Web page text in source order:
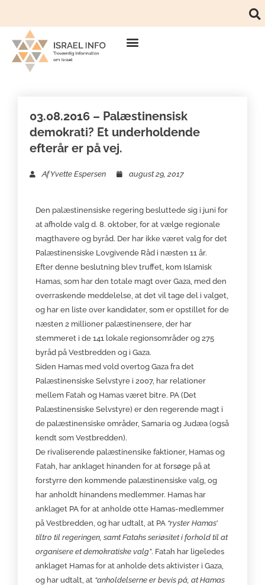
03.08.2016 – Palæstinensisk
demokrati? Et underholdende
efterår er på vej.
AfYvette Espersen august 29, 2017
Den palæstinensiske regering besluttede sig i juni for
at afholde valg d. 8. oktober, for at vælge regionale
magthavere og byråd. Der har ikke været valg for det
Palæstinensiske Lovgivende Råd i næsten 11 år.
Efter denne beslutning blev truffet, kom Islamisk
Hamas, som har den totale magt over Gaza, med den
overraskende meddelelse, at det vil tage del i valget,
og har en liste over kandidater, som er opstillet for de
næsten 2 millioner palæstinensere, der har
stemmeret i de 141 lokale regionsområder og 275
byråd på Vestbredden og i Gaza.
Siden Hamas med vold overtog Gaza fra det
Palæstinensiske Selvstyre i 2007, har relationer
mellem Fatah og Hamas været bitre. PA (Det
Palæstinensiske Selvstyre) er den regerende magt i
de palæstinensiske områder, Samaria og Judæa (også
kendt som Vestbredden).
De rivaliserende palæstinensike faktioner, Hamas og
Fatah, har anklaget hinanden for at forsøge på at
forstyrre den kommende palæstinensiske valg, og
har anholdt hinandens medlemmer. Hamas har
anklaget PA for at anholde otte Hamas-medlemmer
på Vestbredden, og har udtalt, at PA “ryster Hamas’
tiltro til regeringen, samt Fatahs seriøsitet i forhold til at
organisere et demokratiske valg”. Fatah har ligeledes
anklaget Hamas for at anholde dets aktivister i Gaza,
og har udtalt, at “anholdelserne er bevis på, at Hamas